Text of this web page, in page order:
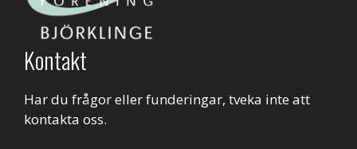
Kontakt
Har du frågor eller funderingar, tveka inte att
kontakta oss.